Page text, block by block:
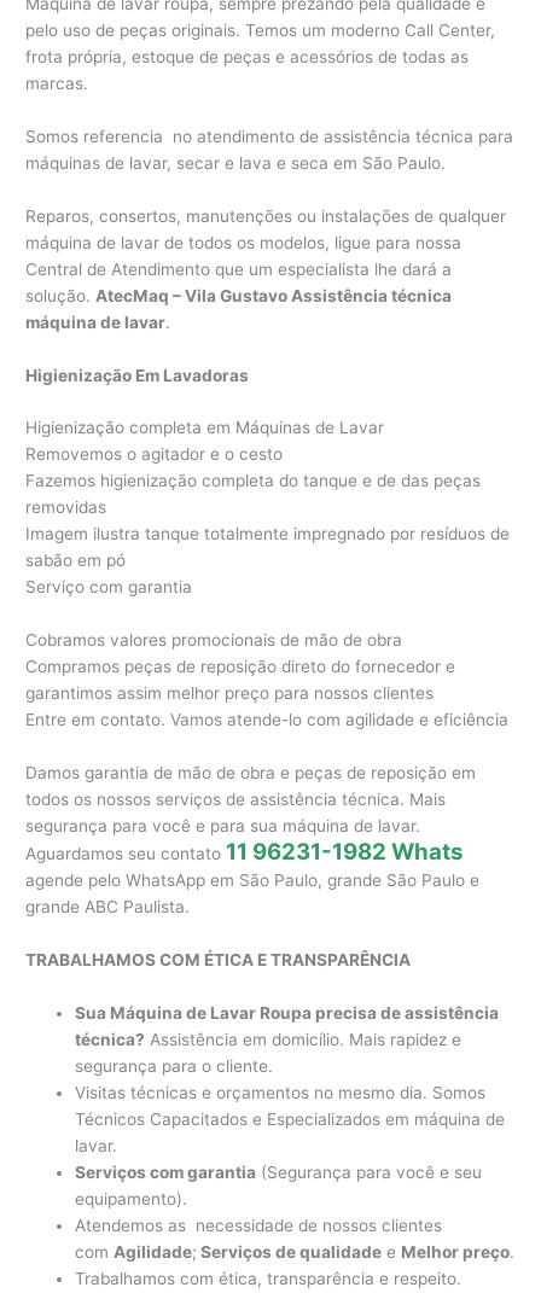
pelo uso de peças originais. Temos um moderno Call Center,
frota própria, estoque de peças e acessórios de todas as
marcas.
Somos referencia no atendimento de assistência técnica para
máquinas de lavar, secar e lava e seca em São Paulo.
Reparos, consertos, manutenções ou instalações de qualquer
máquina de lavar de todos os modelos, ligue para nossa
Central de Atendimento que um especialista lhe dará a
solução. AtecMaq – Vila Gustavo Assistência técnica
máquina de lavar.
Higienização Em Lavadoras
Higienização completa em Máquinas de Lavar
Removemos o agitador e o cesto
Fazemos higienização completa do tanque e de das peças
removidas
Imagem ilustra tanque totalmente impregnado por resíduos de
sabão em pó
Serviço com garantia
Cobramos valores promocionais de mão de obra
Compramos peças de reposição direto do fornecedor e
garantimos assim melhor preço para nossos clientes
Entre em contato. Vamos atende-lo com agilidade e eficiência
Damos garantia de mão de obra e peças de reposição em
todos os nossos serviços de assistência técnica. Mais
segurança para você e para sua máquina de lavar.
Aguardamos seu contato 11 96231-1982 Whats
agende pelo WhatsApp em São Paulo, grande São Paulo e
grande ABC Paulista.
TRABALHAMOS COM ÉTICA E TRANSPARÊNCIA
Sua Máquina de Lavar Roupa precisa de assistência
técnica? Assistência em domicílio. Mais rapidez e
segurança para o cliente.
Visitas técnicas e orçamentos no mesmo dia. Somos
Técnicos Capacitados e Especializados em máquina de
lavar.
Serviços com garantia (Segurança para você e seu
equipamento).
Atendemos as necessidade de nossos clientes
com Agilidade; Serviços de qualidade e Melhor preço.
Trabalhamos com ética, transparência e respeito.